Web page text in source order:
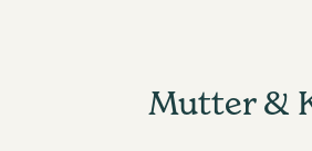
Mutter &